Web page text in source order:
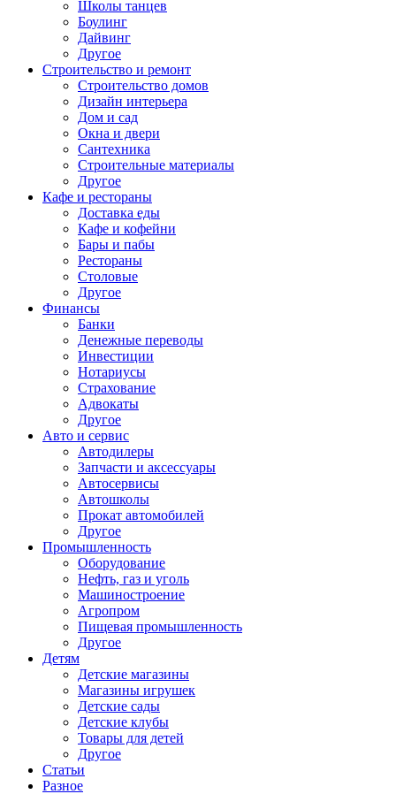
Школы танцев
Боулинг
Дайвинг
Другое
Строительство и ремонт
Строительство домов
Дизайн интерьера
Дом и сад
Окна и двери
Сантехника
Строительные материалы
Другое
Кафе и рестораны
Доставка еды
Кафе и кофейни
Бары и пабы
Рестораны
Столовые
Другое
Финансы
Банки
Денежные переводы
Инвестиции
Нотариусы
Страхование
Адвокаты
Другое
Авто и сервис
Автодилеры
Запчасти и аксессуары
Автосервисы
Автошколы
Прокат автомобилей
Другое
Промышленность
Оборудование
Нефть, газ и уголь
Машиностроение
Агропром
Пищевая промышленность
Другое
Детям
Детские магазины
Магазины игрушек
Детские сады
Детские клубы
Товары для детей
Другое
Статьи
Разное